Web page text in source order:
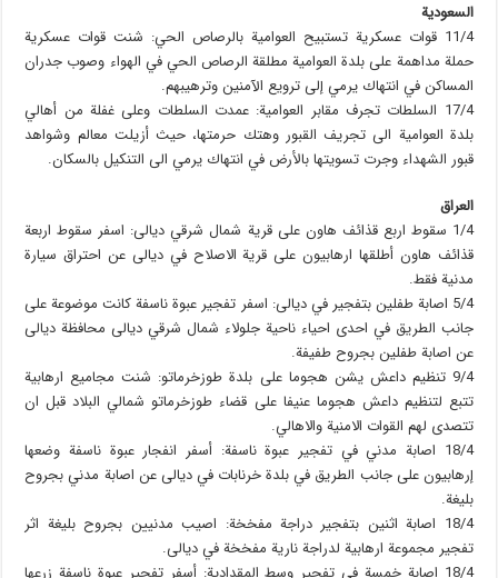
السعودية
11/4 قوات عسكرية تستبيح العوامية بالرصاص الحي: شنت قوات عسكرية
حملة مداهمة على بلدة العوامية مطلقة الرصاص الحي في الهواء وصوب جدران
المساكن في انتهاك يرمي إلى ترويع الآمنين وترهيبهم.
17/4 السلطات تجرف مقابر العوامية: عمدت السلطات وعلى غفلة من أهالي
بلدة العوامية الى تجريف القبور وهتك حرمتها، حيث أزيلت معالم وشواهد
قبور الشهداء وجرت تسويتها بالأرض في انتهاك يرمي الى التنكيل بالسكان.
العراق
1/4 سقوط اربع قذائف هاون على قرية شمال شرقي ديالى: اسفر سقوط اربعة
قذائف هاون أطلقها ارهابيون على قرية الاصلاح في ديالى عن احتراق سيارة
مدنية فقط.
5/4 اصابة طفلين بتفجير في ديالى: اسفر تفجير عبوة ناسفة كانت موضوعة على
جانب الطريق في احدى احياء ناحية جلولاء شمال شرقي ديالى محافظة ديالى
عن اصابة طفلين بجروح طفيفة.
9/4 تنظيم داعش يشن هجوما على بلدة طوزخرماتو: شنت مجاميع ارهابية
تتبع لتنظيم داعش هجوما عنيفا على قضاء طوزخرماتو شمالي البلاد قبل ان
تتصدى لهم القوات الامنية والاهالي.
18/4 اصابة مدني في تفجير عبوة ناسفة: أسفر انفجار عبوة ناسفة وضعها
إرهابيون على جانب الطريق في بلدة خرنابات في ديالى عن اصابة مدني بجروح
بليغة.
18/4 اصابة اثنين بتفجير دراجة مفخخة: اصيب مدنيين بجروح بليغة اثر
تفجير مجموعة ارهابية لدراجة نارية مفخخة في ديالى.
18/4 اصابة خمسة في تفجير وسط المقدادية: أسفر تفجير عبوة ناسفة زرعها